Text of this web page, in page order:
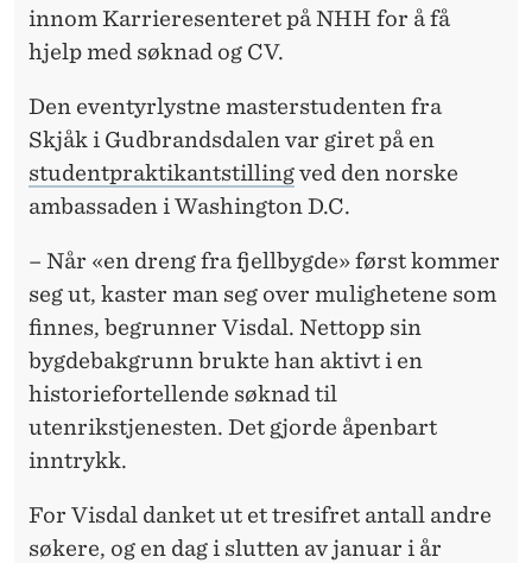
innom Karrieresenteret på NHH for å få
hjelp med søknad og CV.
Den eventyrlystne masterstudenten fra
Skjåk i Gudbrandsdalen var giret på en
studentpraktikantstillingved den norske
ambassaden i Washington D.C.
– Når «en dreng fra fjellbygde» først kommer
seg ut, kaster man seg over mulighetene som
finnes, begrunner Visdal. Nettopp sin
bygdebakgrunn brukte han aktivt i en
historiefortellende søknad til
utenrikstjenesten. Det gjorde åpenbart
inntrykk.
For Visdal danket ut et tresifret antall andre
søkere, og en dag i slutten av januar i år